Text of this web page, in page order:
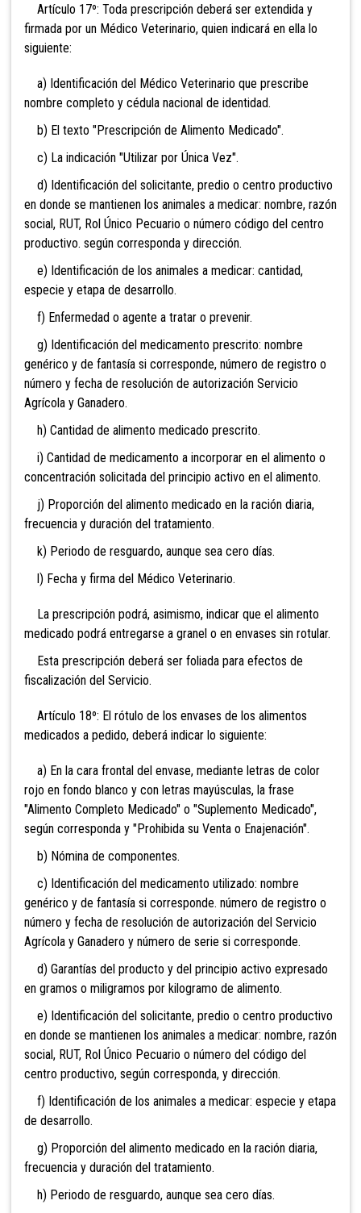
Artículo 17º: Toda prescripción deberá ser extendida y
firmada por un Médico Veterinario, quien indicará en ella lo
siguiente:
a) Identificación del Médico Veterinario que prescribe
nombre completo y cédula nacional de identidad.
b) El texto "Prescripción de Alimento Medicado".
c) La indicación "Utilizar por Única Vez".
d) Identificación del solicitante, predio o centro productivo
en donde se mantienen los animales a medicar: nombre, razón
social, RUT, Rol Único Pecuario o número código del centro
productivo. según corresponda y dirección.
e) Identificación de los animales a medicar: cantidad,
especie y etapa de desarrollo.
f) Enfermedad o agente a tratar o prevenir.
g) Identificación del medicamento prescrito: nombre
genérico y de fantasía si corresponde, número de registro o
número y fecha de resolución de autorización Servicio
Agrícola y Ganadero.
h) Cantidad de alimento medicado prescrito.
i) Cantidad de medicamento a incorporar en el alimento o
concentración solicitada del principio activo en el alimento.
j) Proporción del alimento medicado en la ración diaria,
frecuencia y duración del tratamiento.
k) Periodo de resguardo, aunque sea cero días.
l) Fecha y firma del Médico Veterinario.
La prescripción podrá, asimismo, indicar que el alimento
medicado podrá entregarse a granel o en envases sin rotular.
Esta prescripción deberá ser foliada para efectos de
fiscalización del Servicio.
Artículo 18º: El rótulo de los envases de los alimentos
medicados a pedido, deberá indicar lo siguiente:
a) En la cara frontal del envase, mediante letras de color
rojo en fondo blanco y con letras mayúsculas, la frase
"Alimento Completo Medicado" o "Suplemento Medicado",
según corresponda y "Prohibida su Venta o Enajenación".
b) Nómina de componentes.
c) Identificación del medicamento utilizado: nombre
genérico y de fantasía si corresponde. número de registro o
número y fecha de resolución de autorización del Servicio
Agrícola y Ganadero y número de serie si corresponde.
d) Garantías del producto y del principio activo expresado
en gramos o miligramos por kilogramo de alimento.
e) Identificación del solicitante, predio o centro productivo
en donde se mantienen los animales a medicar: nombre, razón
social, RUT, Rol Único Pecuario o número del código del
centro productivo, según corresponda, y dirección.
f) Identificación de los animales a medicar: especie y etapa
de desarrollo.
g) Proporción del alimento medicado en la ración diaria,
frecuencia y duración del tratamiento.
h) Periodo de resguardo, aunque sea cero días.